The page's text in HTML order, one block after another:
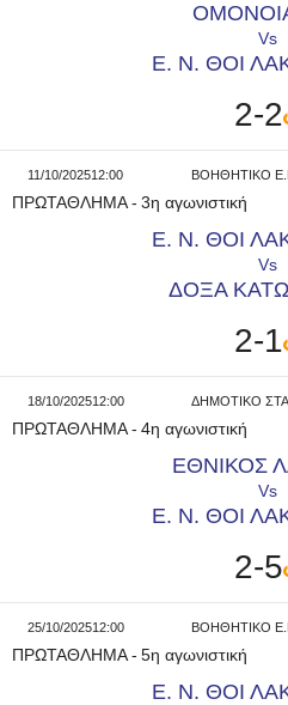
Vs
Ε. Ν. ΘΟΙ
2-2
11/10/202512:00 ΒΟΗΘΗΤΙΚΟ
ΠΡΩΤΑΘΛΗΜΑ- 3η αγωνιστική
Ε. Ν. ΘΟΙ
Vs
ΔΟΞΑ
2-1
18/10/202512:00 ΔΗΜΟΤΙΚΟ
ΠΡΩΤΑΘΛΗΜΑ- 4η αγωνιστική
ΕΘΝΙΚΟΣ
Vs
Ε. Ν. ΘΟΙ
2-5
25/10/202512:00 ΒΟΗΘΗΤΙΚΟ
ΠΡΩΤΑΘΛΗΜΑ- 5η αγωνιστική
Ε. Ν. ΘΟΙ